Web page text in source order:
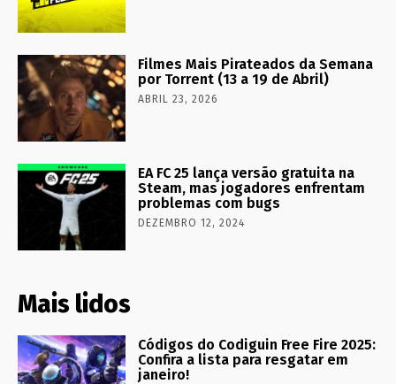
Filmes Mais Pirateados da Semana
por Torrent (13 a 19 de Abril)
ABRIL 23, 2026
EA FC 25 lança versão gratuita na
Steam, mas jogadores enfrentam
problemas com bugs
DEZEMBRO 12, 2024
Mais lidos
Códigos do Codiguin Free Fire 2025:
Confira a lista para resgatar em
janeiro!